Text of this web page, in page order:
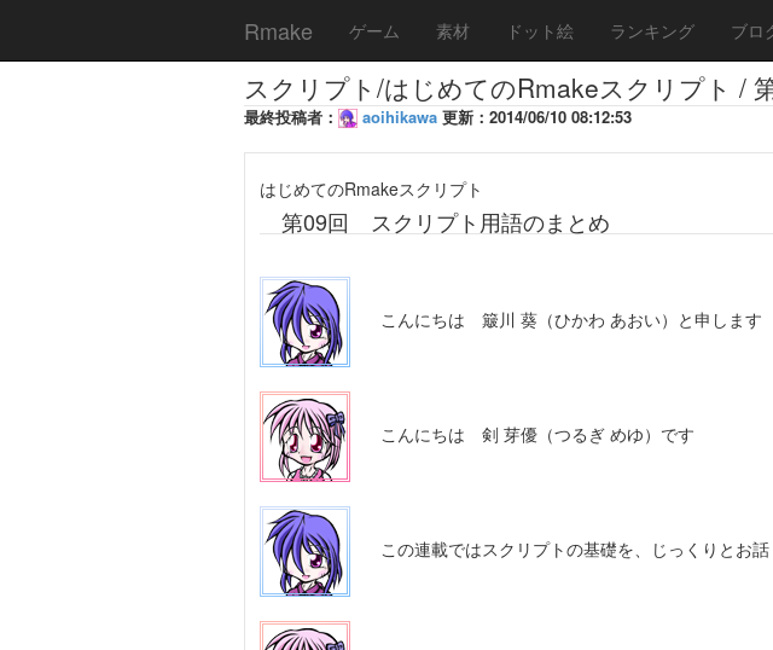
Rmake ゲーム 素材 ドット絵 ランキング ブロ
スクリプト/はじめてのRmakeスクリプト /
最終投稿者： aoihikawa 更新：2014/06/10 08:12:53
はじめてのRmakeスクリプト
第09回 スクリプト用語のまとめ
こんにちは 簸川 葵（ひかわ あおい）と申します
こんにちは 剣 芽優（つるぎ めゆ）です
この連載ではスクリプトの基礎を、じっくりとお